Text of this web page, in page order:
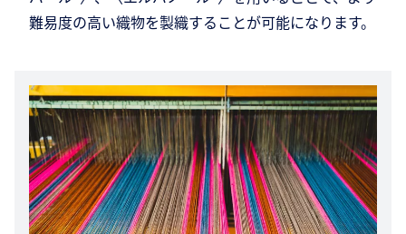
難易度の高い織物を製織することが可能になります。